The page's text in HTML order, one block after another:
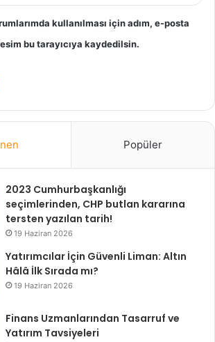
kullanılması için adım, e-posta
bu tarayıcıya kaydedilsin.
Popüler
2023 Cumhurbaşkanlığı
seçimlerinden, CHP butlan kararına
tersten yazılan tarih!
19 Haziran 2026
Yatırımcılar İçin Güvenli Liman: Altın
Hâlâ İlk Sırada mı?
19 Haziran 2026
Finans Uzmanlarından Tasarruf ve
Yatırım Tavsiyeleri